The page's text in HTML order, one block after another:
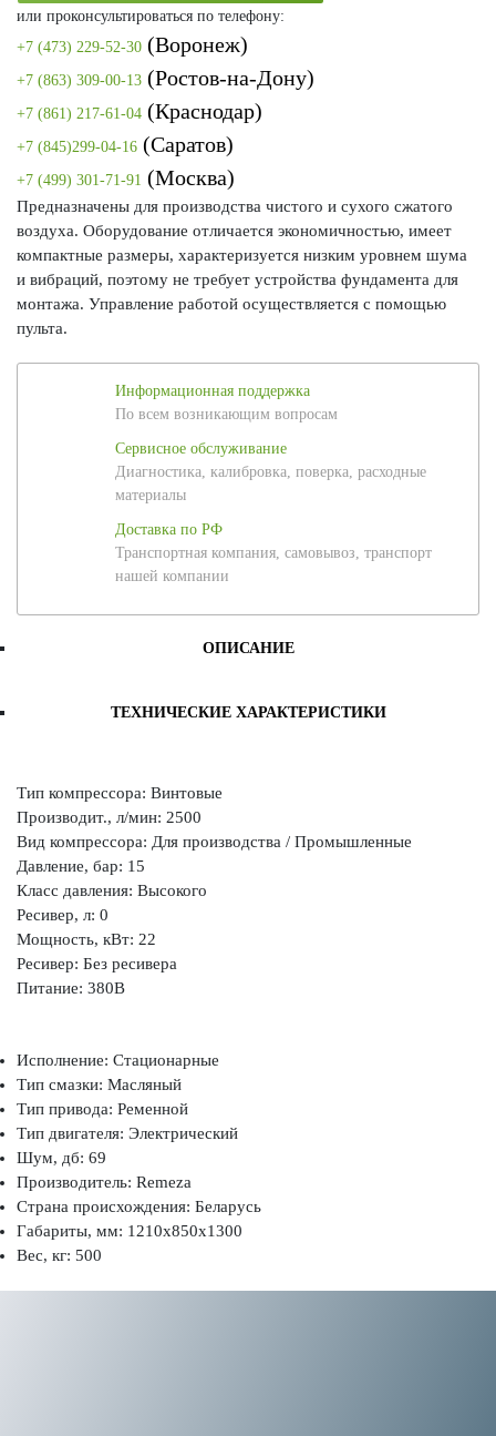
или проконсультироваться по телефону:
+7 (473) 229-52-30 (Воронеж)
+7 (863) 309-00-13 (Ростов-на-Дону)
+7 (861) 217-61-04 (Краснодар)
+7 (845)299-04-16 (Саратов)
+7 (499) 301-71-91 (Москва)
Предназначены для производства чистого и сухого сжатого
воздуха. Оборудование отличается экономичностью, имеет
компактные размеры, характеризуется низким уровнем шума
и вибраций, поэтому не требует устройства фундамента для
монтажа. Управление работой осуществляется с помощью
пульта.
Информационная поддержка
По всем возникающим вопросам
Сервисное обслуживание
Диагностика, калибровка, поверка, расходные
материалы
Доставка по РФ
Транспортная компания, самовывоз, транспорт
нашей компании
ОПИСАНИЕ
ТЕХНИЧЕСКИЕ ХАРАКТЕРИСТИКИ
Тип компрессора: Винтовые
Производит., л/мин: 2500
Вид компрессора: Для производства / Промышленные
Давление, бар: 15
Класс давления: Высокого
Ресивер, л: 0
Мощность, кВт: 22
Ресивер: Без ресивера
Питание: 380В
Исполнение: Стационарные
Тип смазки: Масляный
Тип привода: Ременной
Тип двигателя: Электрический
Шум, дб: 69
Производитель: Remeza
Страна происхождения: Беларусь
Габариты, мм: 1210x850x1300
Вес, кг: 500